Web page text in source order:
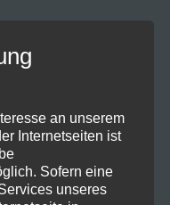
dürft
an unserem
Internetseiten ist
Sofern eine
unseres